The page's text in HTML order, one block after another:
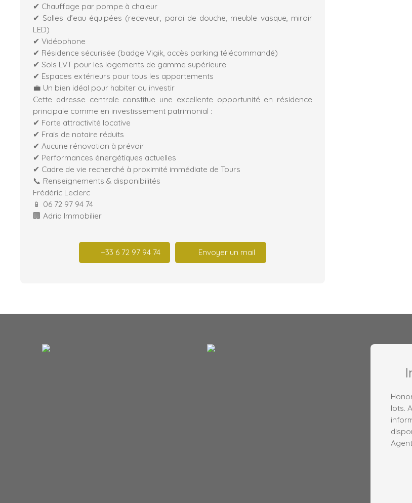
✔ Chauffage par pompe à chaleur
✔ Salles d’eau équipées (receveur, paroi de douche, meuble vasque, miroir
LED)
✔ Vidéophone
✔ Résidence sécurisée (badge Vigik, accès parking télécommandé)
✔ Sols LVT pour les logements de gamme supérieure
✔ Espaces extérieurs pour tous les appartements
💼 Un bien idéal pour habiter ou investir
Cette adresse centrale constitue une excellente opportunité en résidence
principale comme en investissement patrimonial :
✔ Forte attractivité locative
✔ Frais de notaire réduits
✔ Aucune rénovation à prévoir
✔ Performances énergétiques actuelles
✔ Cadre de vie recherché à proximité immédiate de Tours
📞 Renseignements & disponibilités
Frédéric Leclerc
📱 06 72 97 94 74
🏢 Adria Immobilier
+33 6 72 97 94 74 Envoyer un mail
lots.